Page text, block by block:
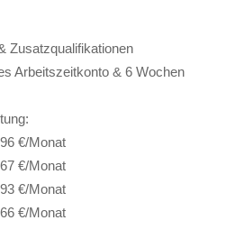
Zusatzqualifikationen
Arbeitszeitkonto & 6 Wochen
€/Monat
€/Monat
€/Monat
€/Monat